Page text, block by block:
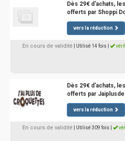
Dès 29€ d'achats,
offerts par Shoppi
vers la réduction
En cours de validité | Utilisé 14 fois
Dès 29€ d'achats,
offerts par
vers la réduction
En cours de validité | Utilisé 309 fois